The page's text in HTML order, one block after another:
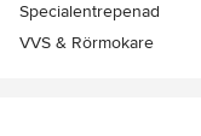
Specialentrepenad
VVS & Rörmokare